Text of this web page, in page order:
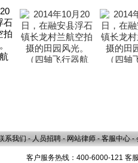
系我们 - 人员招聘 - 网站律师 - 客服中心 -
客户服务热线：400-6000-121 客